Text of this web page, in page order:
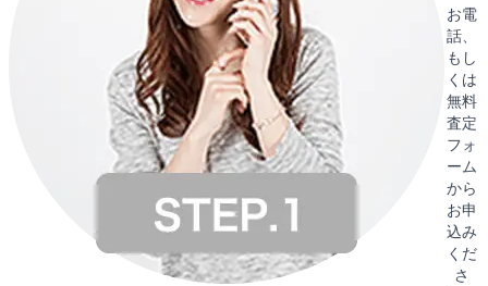
お電
話、
もし
くは
無料
査定
フォ
ーム
から
お申
込み
くだ
さ